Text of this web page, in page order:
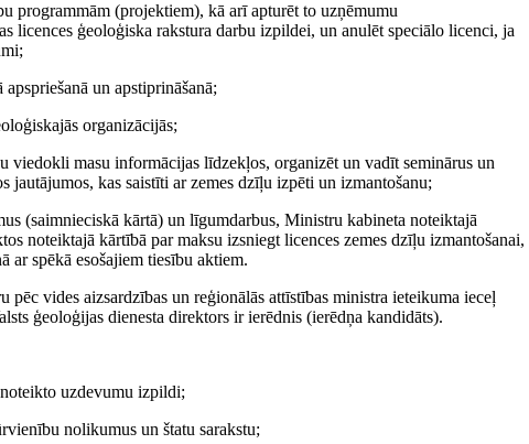
programmām (projektiem), kā arī apturēt to uzņēmumu
licences ģeoloģiska rakstura darbu izpildei, un anulēt speciālo licenci, ja
un apstiprināšanā;
organizācijās;
masu informācijas līdzekļos, organizēt un vadīt seminārus un
jautājumos, kas saistīti ar zemes dzīļu izpēti un izmantošanu;
(saimnieciskā kārtā) un līgumdarbus, Ministru kabineta noteiktajā
noteiktajā kārtībā par maksu izsniegt licences zemes dzīļu izmantošanai,
ar spēkā esošajiem tiesību aktiem.
pēc vides aizsardzības un reģionālās attīstības ministra ieteikuma ieceļ
ģeoloģijas dienesta direktors ir ierēdnis (ierēdņa kandidāts).
uzdevumu izpildi;
nolikumus un štatu sarakstu;